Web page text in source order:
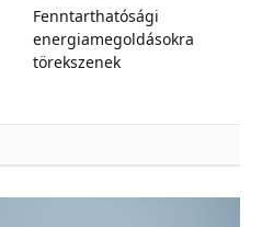
Fenntarthatósági
energiamegoldásokra
törekszenek